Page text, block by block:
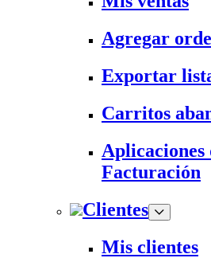
Agregar
Exportar
Carritos
Aplicaciones
Facturación
Clientes
Mis clientes